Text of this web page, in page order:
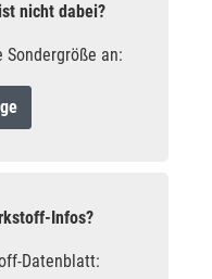
nicht dabei?
an:
Infos?
Datenblatt: